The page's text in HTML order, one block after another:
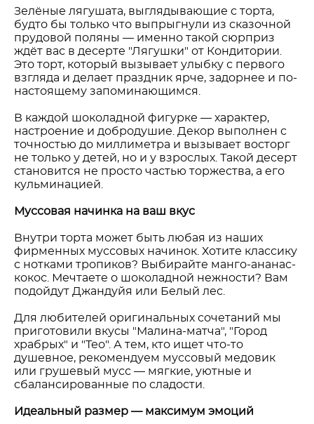
Зелёные лягушата, выглядывающие с торта,
будто бы только что выпрыгнули из сказочной
прудовой поляны — именно такой сюрприз
ждёт вас в десерте "Лягушки" от Кондитории.
Это торт, который вызывает улыбку с первого
взгляда и делает праздник ярче, задорнее и по-
настоящему запоминающимся.
В каждой шоколадной фигурке — характер,
настроение и добродушие. Декор выполнен с
точностью до миллиметра и вызывает восторг
не только у детей, но и у взрослых. Такой десерт
становится не просто частью торжества, а его
кульминацией.
Муссовая начинка на ваш вкус
Внутри торта может быть любая из наших
фирменных муссовых начинок. Хотите классику
с нотками тропиков? Выбирайте манго-ананас-
кокос. Мечтаете о шоколадной нежности? Вам
подойдут Джандуйя или Белый лес.
Для любителей оригинальных сочетаний мы
приготовили вкусы "Малина-матча", "Город
храбрых" и "Тео". А тем, кто ищет что-то
душевное, рекомендуем муссовый медовик
или грушевый мусс — мягкие, уютные и
сбалансированные по сладости.
Идеальный размер — максимум эмоций